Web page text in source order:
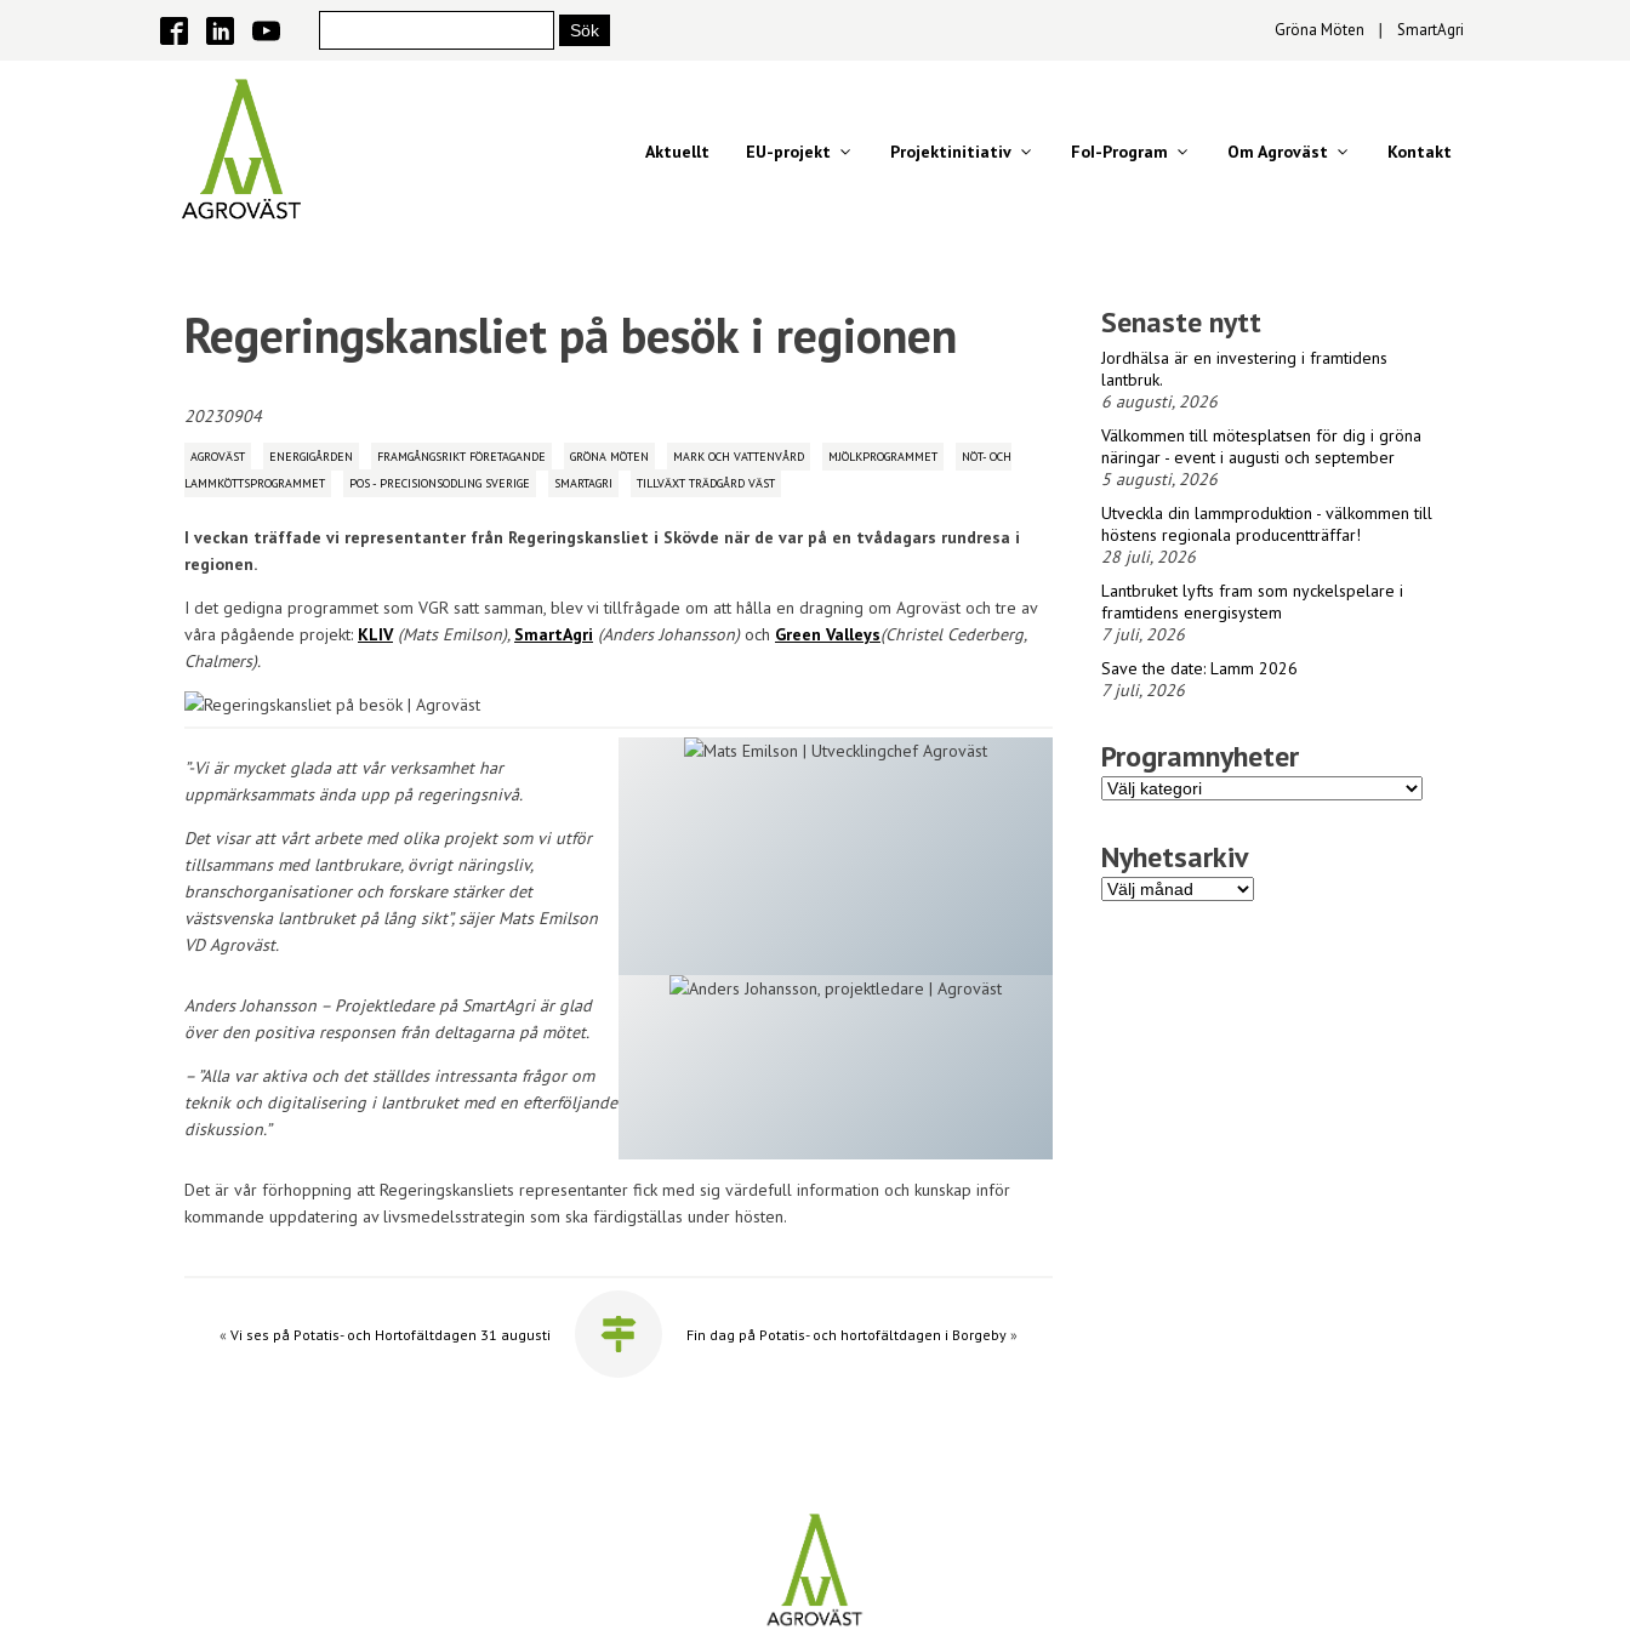
Gröna Möten ∣ SmartAgri
Aktuellt EU-projekt Projektinitiativ FoI-Program Om Agroväst Kontakt
Regeringskansliet på besök i regionen
20230904
AGROVÄST ENERGIGÅRDEN FRAMGÅNGSRIKT FÖRETAGANDE GRÖNA MÖTEN MARK OCH VATTENVÅRD MJÖLKPROGRAMMET
NÖT- OCH
LAMMKÖTTSPROGRAMMET
POS - PRECISIONSODLING SVERIGE SMARTAGRI TILLVÄXT TRÄDGÅRD VÄST
I veckan träffade vi representanter från Regeringskansliet i Skövde när de var på en tvådagars rundresa i
regionen.
I det gedigna programmet som VGR satt samman, blev vi tillfrågade om att hålla en dragning om Agroväst och tre av
våra pågående projekt: KLIV (Mats Emilson), SmartAgri (Anders Johansson)och Green Valleys(Christel Cederberg,
Chalmers).
”-Vi är mycket glada att vår verksamhet har
uppmärksammats ända upp på regeringsnivå.
Det visar att vårt arbete med olika projekt som vi utför
tillsammans med lantbrukare, övrigt näringsliv,
branschorganisationer och forskare stärker det
västsvenska lantbruket på lång sikt”, säjer Mats Emilson
VD Agroväst.
Anders Johansson – Projektledare på SmartAgri är glad
över den positiva responsen från deltagarna på mötet.
– ”Alla var aktiva och det ställdes intressanta frågor om
teknik och digitalisering i lantbruket med en efterföljande
diskussion.”
Det är vår förhoppning att Regeringskansliets representanter fick med sig värdefull information och kunskap inför
kommande uppdatering av livsmedelsstrategin som ska färdigställas under hösten.
« Vi ses på Potatis- och Hortofältdagen 31 augusti Fin dag på Potatis- och hortofältdagen i Borgeby »
Senaste nytt
Jordhälsa är en investering i framtidens
lantbruk.
6 augusti, 2026
Välkommen till mötesplatsen för dig i gröna
näringar - event i augusti och september
5 augusti, 2026
Utveckla din lammproduktion - välkommen till
höstens regionala producentträffar!
28 juli, 2026
Lantbruket lyfts fram som nyckelspelare i
framtidens energisystem
7 juli, 2026
Save the date: Lamm 2026
7 juli, 2026
Programnyheter
Programnyheter
Nyhetsarkiv
Nyhetsarkiv